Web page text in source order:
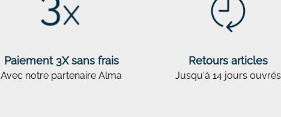
Paiement 3X sans frais
Avec notre partenaire Alma
Retours articles
Jusqu'à 14 jours ouvrés